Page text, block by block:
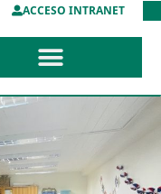
ACCESO INTRANET